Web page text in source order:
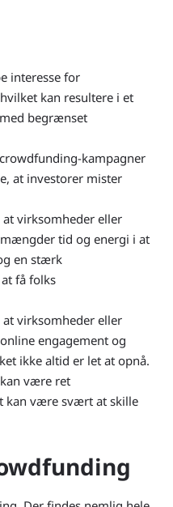
interesse for
kan resultere i et
begrænset
kampagner
at investorer mister
virksomheder eller
tid og energi i at
en stærk
få folks
virksomheder eller
engagement og
ikke altid er let at opnå.
være ret
kan være svært at skille